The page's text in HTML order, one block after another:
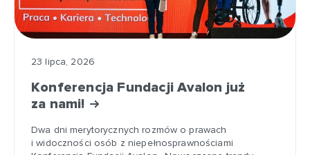
23 lipca, 2026
Konferencja Fundacji Avalon już
za nami!
Dwa dni merytorycznych rozmów o prawach
i widoczności osób z niepełnosprawnościami